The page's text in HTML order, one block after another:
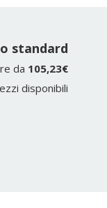
standard
da 105,23€
disponibili